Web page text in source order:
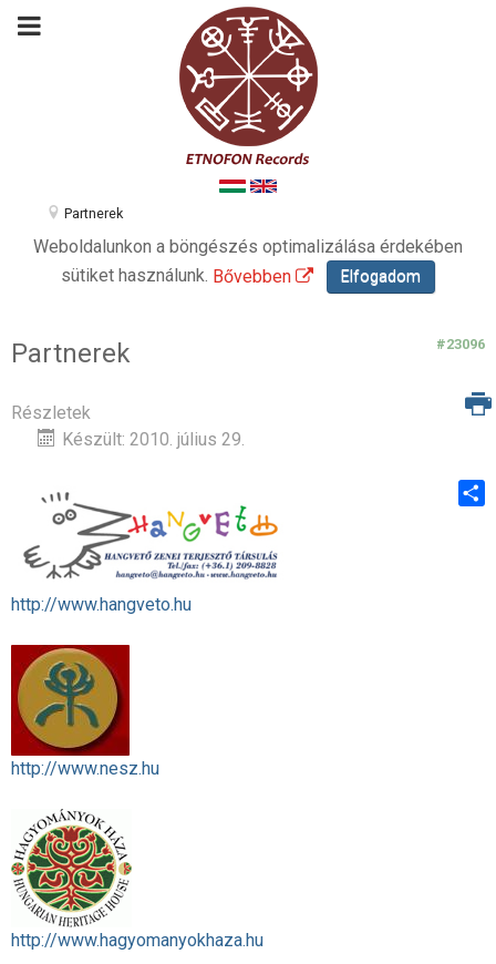
Partnerek
Weboldalunkon a böngészés optimalizálása érdekében
sütiket használunk. Bővebben Elfogadom
Partnerek #23096
Részletek
Készült: 2010. július 29.
http://www.hangveto.hu
http://www.nesz.hu
http://www.hagyomanyokhaza.hu